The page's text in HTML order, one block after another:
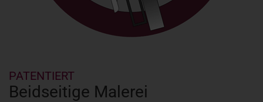
PATENTIERT
Beidseitige Malerei